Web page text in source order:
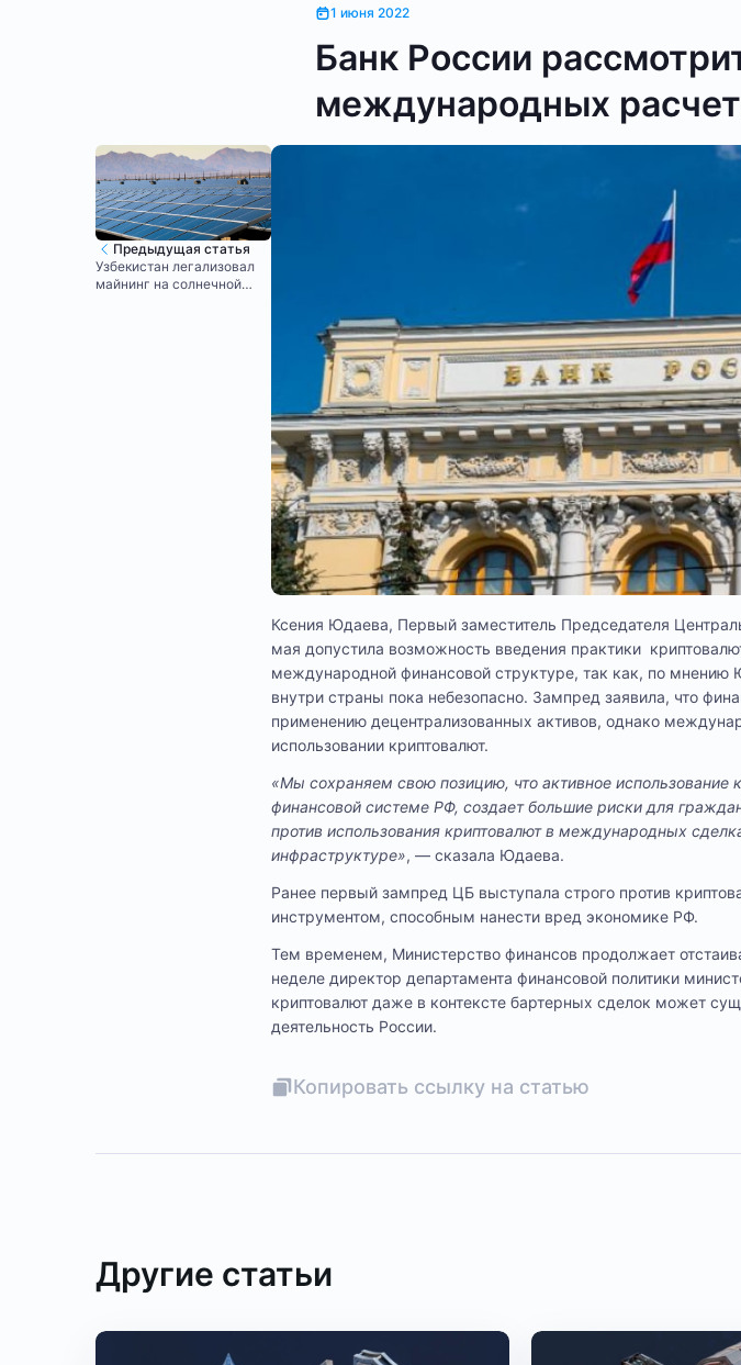
1 июня 2022
Банк России
международных
Предыдущая статья
Узбекистан легализовал
майнинг на солнечной
Ксения Юдаева, Первый заместитель Председателя
мая допустила возможность введения практики
международной финансовой структуре, так как, по мнению
внутри страны пока небезопасно. Зампред заявила, что
применению децентрализованных активов, однако
использовании криптовалют.
«Мы сохраняем свою позицию, что активное использование
финансовой системе РФ, создает большие риски для
против использования криптовалют в международных
инфраструктуре», — сказала Юдаева.
Ранее первый зампред ЦБ выступала строго против
инструментом, способным нанести вред экономике РФ.
Тем временем, Министерство финансов продолжает
неделе директор департамента финансовой политики
криптовалют даже в контексте бартерных сделок может
деятельность России.
Копировать ссылку на статью
Другие статьи